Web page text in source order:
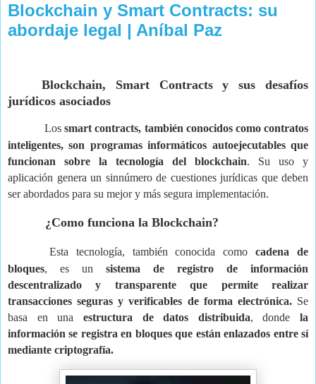
Blockchain y Smart Contracts: su
abordaje legal | Aníbal Paz
Blockchain, Smart Contracts y sus desafíos
jurídicos asociados
Lossmart contracts, también conocidos como contratos
inteligentes, son programas informáticos autoejecutables que
funcionan sobre la tecnología del blockchain. Su uso y
aplicación genera un sinnúmero de cuestiones jurídicas que deben
ser abordados para su mejor y más segura implementación.
¿Como funciona la Blockchain?
Esta tecnología, también conocida comocadena de
bloques, es un sistema de registro de información
descentralizado y transparente que permite realizar
transacciones seguras y verificables de forma electrónica.Se
basa en una estructura de datos distribuida, donde la
información se registra en bloques que están enlazados entre sí
mediante criptografía.